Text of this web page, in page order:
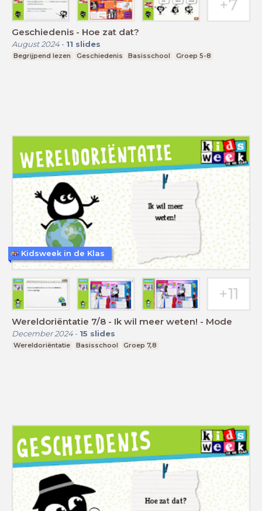
Geschiedenis - Hoe zat dat?
August 2024- 11 slides
Begrijpend lezen Geschiedenis Basisschool Groep 5-8
Wereldoriëntatie 7/8 - Ik wil meer weten! - Mode
December 2024- 15 slides
Wereldoriëntatie Basisschool Groep 7,8
Kidsweek in de Klas